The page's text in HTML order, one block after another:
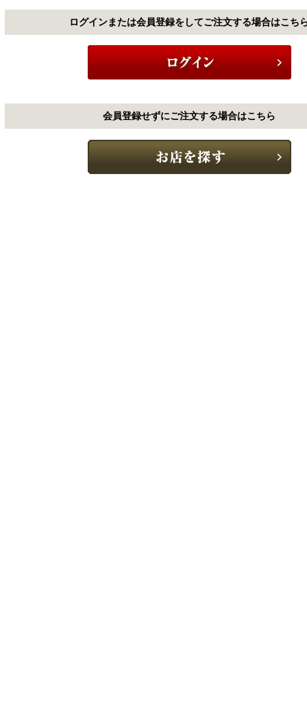
ログインまたは会員登録をしてご注文する場合はこち
会員登録せずにご注文する場合はこちら